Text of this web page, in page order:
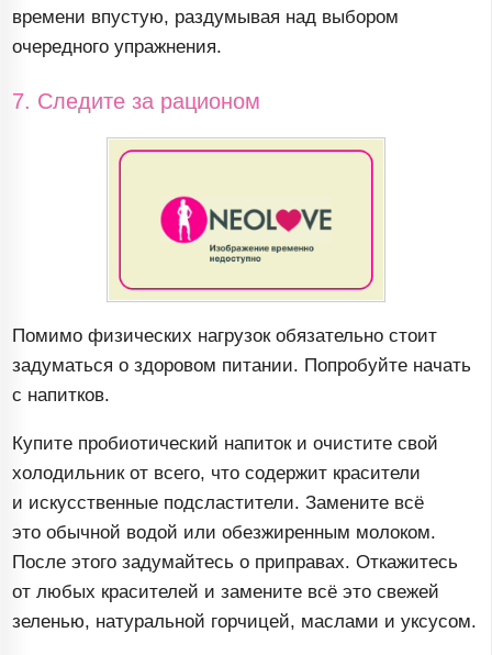
времени впустую, раздумывая над выбором
очередного упражнения.
7. Следите за рационом
Помимо физических нагрузок обязательно стоит
задуматься о здоровом питании. Попробуйте начать
с напитков.
Купите пробиотический напиток и очистите свой
холодильник от всего, что содержит красители
и искусственные подсластители. Замените всё
это обычной водой или обезжиренным молоком.
После этого задумайтесь о приправах. Откажитесь
от любых красителей и замените всё это свежей
зеленью, натуральной горчицей, маслами и уксусом.